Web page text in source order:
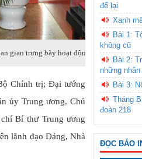
gian trưng bày hoạt động công tác Đảng,
Chính trị; Đại tướng
ủy Trung ương, Chủ
Bí thư Trung ương
lãnh đạo Đảng, Nhà
để lại
Xanh
Bài 1:
không cũ
Bài 2:
những
Bài 3:
Tháng
đoàn 218
ĐỌC BÁO